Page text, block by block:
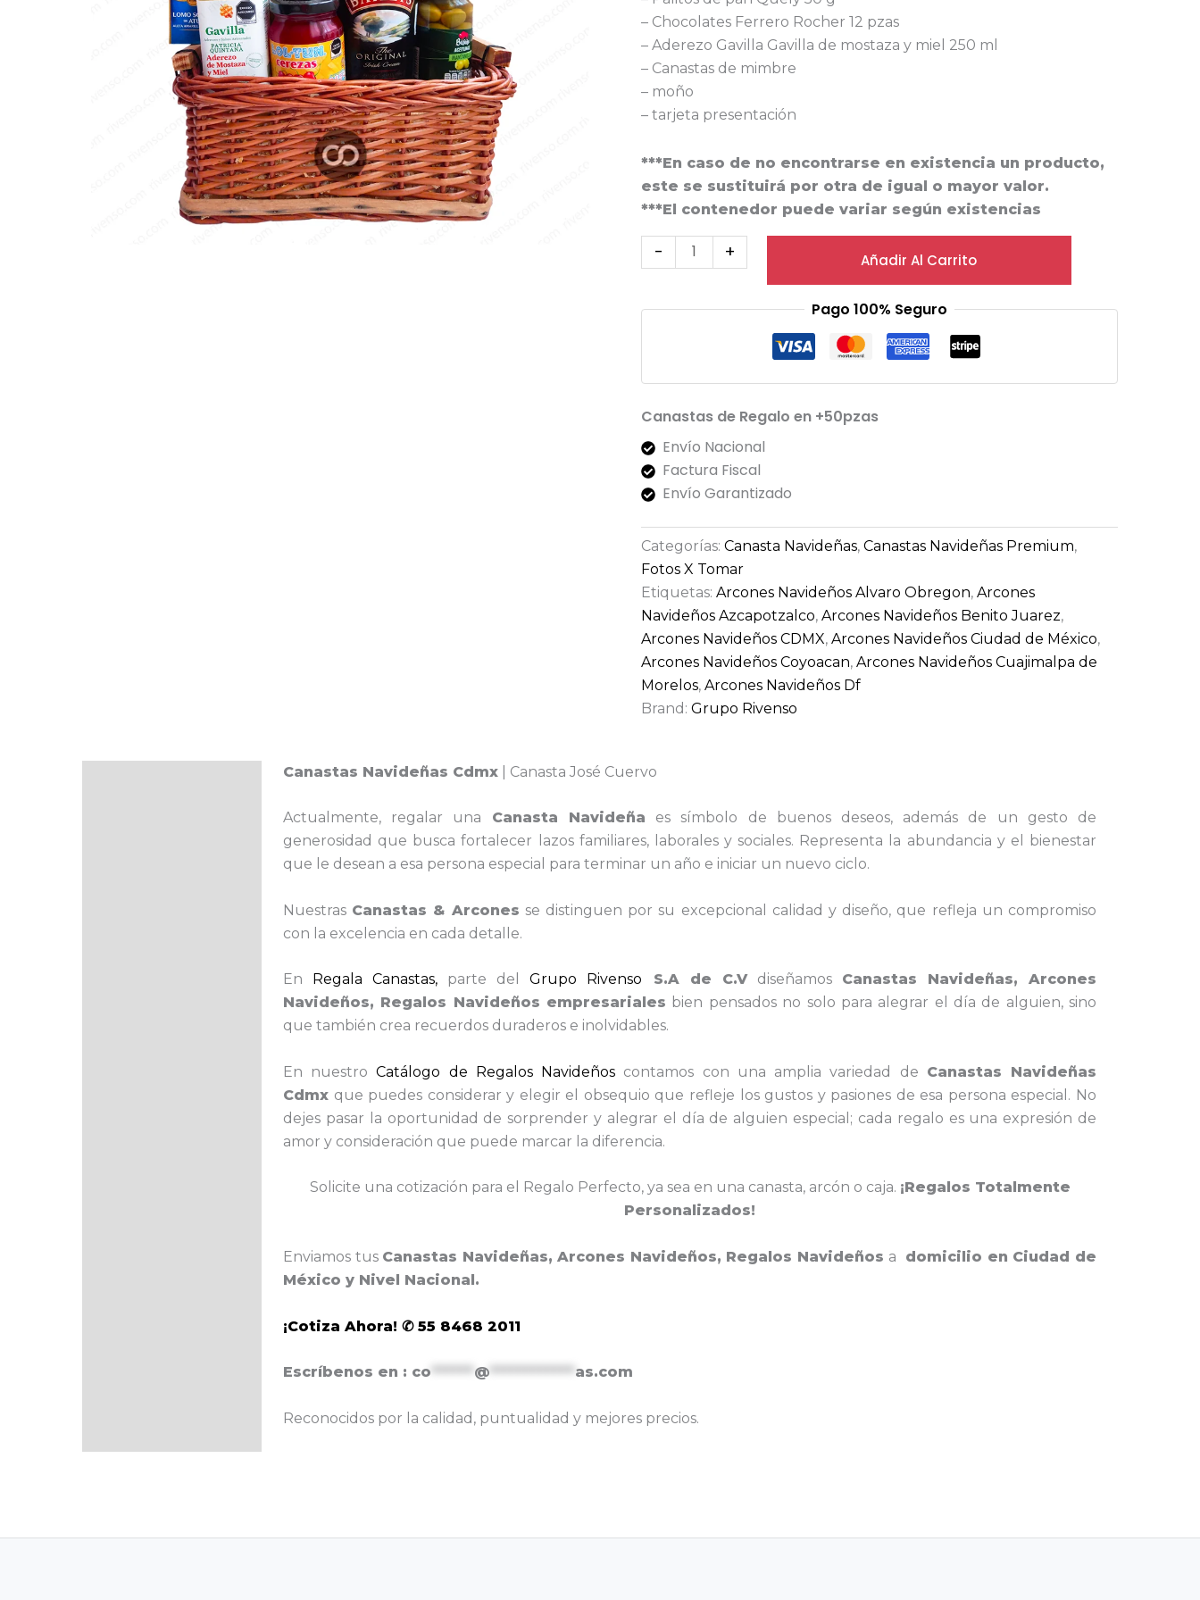
– Chocolates Ferrero Rocher 12 pzas
– Aderezo Gavilla Gavilla de mostaza y miel 250 ml
– Canastas de mimbre
– moño
– tarjeta presentación
***En caso de no encontrarse en existencia un producto,
este se sustituirá por otra de igual o mayor valor.
***El contenedor puede variar según existencias
- + Añadir Al Carrito
Pago 100% Seguro
Canastas de Regalo en +50pzas
Envío Nacional
Factura Fiscal
Envío Garantizado
Categorías:Canasta Navideñas,Canastas Navideñas Premium,
Fotos X Tomar
Etiquetas:Arcones Navideños Alvaro Obregon,Arcones
Navideños Azcapotzalco,Arcones Navideños Benito Juarez,
Arcones Navideños CDMX,Arcones Navideños Ciudad de México,
Arcones Navideños Coyoacan,Arcones Navideños Cuajimalpa de
Morelos,Arcones Navideños Df
Brand:Grupo Rivenso
Canastas Navideñas Cdmx | Canasta José Cuervo
Actualmente, regalar una Canasta Navideña es símbolo de buenos deseos, además de un gesto de
generosidad que busca fortalecer lazos familiares, laborales y sociales. Representa la abundancia y el bienestar
que le desean a esa persona especial para terminar un año e iniciar un nuevo ciclo.
Nuestras Canastas & Arcones se distinguen por su excepcional calidad y diseño, que refleja un compromiso
con la excelencia en cada detalle.
En Regala Canastas, parte del Grupo Rivenso S.A de C.Vdiseñamos Canastas Navideñas, Arcones
Navideños, Regalos Navideños empresariales bien pensados no solo para alegrar el día de alguien, sino
que también crea recuerdos duraderos e inolvidables.
En nuestro Catálogo de Regalos Navideños contamos con una amplia variedad de Canastas Navideñas
Cdmx que puedes considerar y elegir el obsequio que refleje los gustos y pasiones de esa persona especial. No
dejes pasar la oportunidad de sorprender y alegrar el día de alguien especial; cada regalo es una expresión de
amor y consideración que puede marcar la diferencia.
Solicite una cotización para el Regalo Perfecto, ya sea en una canasta, arcón o caja. ¡Regalos Totalmente
Personalizados!
Enviamos tus Canastas Navideñas, Arcones Navideños, Regalos Navideños a
domicilio en Ciudad de
México y Nivel Nacional.
¡Cotiza Ahora! ✆ 55 8468 2011
Escríbenos en : co ****** @ ************ as.com
Reconocidos por la calidad, puntualidad y mejores precios.